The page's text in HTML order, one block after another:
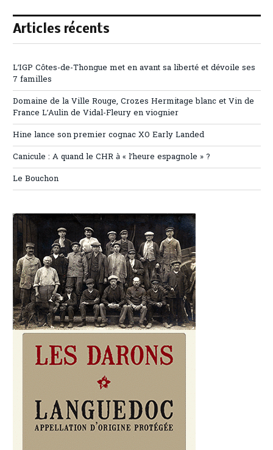
Articles récents
L’IGP Côtes-de-Thongue met en avant sa liberté et dévoile ses
7 familles
Domaine de la Ville Rouge, Crozes Hermitage blanc et Vin de
France L’Aulin de Vidal-Fleury en viognier
Hine lance son premier cognac XO Early Landed
Canicule : A quand le CHR à « l’heure espagnole » ?
Le Bouchon